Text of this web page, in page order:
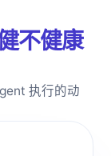
不健康
执行的动